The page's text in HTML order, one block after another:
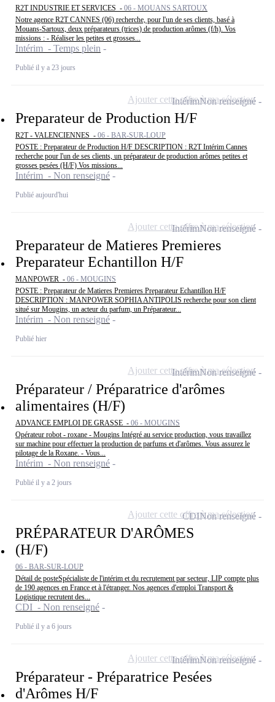
R2T INDUSTRIE ET SERVICES - 06 - MOUANS SARTOUX
Notre agence R2T CANNES (06) recherche, pour l'un de ses clients, basé à
Mouans-Sartoux, deux préparateurs (trices) de production arômes (f/h). Vos
missions : - Réaliser les petites et grosses...
Intérim - Temps plein
Publié il y a 23 jours
Preparateur de Production H/F
R2T - VALENCIENNES - 06 - BAR-SUR-LOUP
POSTE : Preparateur de Production H/F DESCRIPTION : R2T Intérim Cannes
recherche pour l'un de ses clients, un préparateur de production arômes petites et
grosses pesées (H/F) Vos missions...
Intérim - Non renseigné
Publié aujourd'hui
IntérimNon renseigné
Ajouter cette offre à ma sélection
Preparateur de Matieres Premieres
Preparateur Echantillon H/F
MANPOWER - 06 - MOUGINS
POSTE : Preparateur de Matieres Premieres Preparateur Echantillon H/F
DESCRIPTION : MANPOWER SOPHIA ANTIPOLIS recherche pour son client
situé sur Mougins, un acteur du parfum, un Préparateur...
Intérim - Non renseigné
Publié hier
IntérimNon renseigné
Ajouter cette offre à ma sélection
Préparateur / Préparatrice d'arômes
alimentaires (H/F)
ADVANCE EMPLOI DE GRASSE - 06 - MOUGINS
Opérateur robot - roxane - Mougins Intégré au service production, vous travaillez
sur machine pour effectuer la production de parfums et d'arômes. Vous assurez le
pilotage de la Roxane. - Vous...
Intérim - Non renseigné
Publié il y a 2 jours
IntérimNon renseigné
Ajouter cette offre à ma sélection
PRÉPARATEUR D'ARÔMES
(H/F)
06 - BAR-SUR-LOUP
Détail de posteSpécialiste de l'intérim et du recrutement par secteur, LIP compte plus
de 190 agences en France et à l'étranger. Nos agences d'emploi Transport &
Logistique recrutent des...
CDI - Non renseigné
Publié il y a 6 jours
CDINon renseigné
Ajouter cette offre à ma sélection
Préparateur - Préparatrice Pesées
d'Arômes H/F
IntérimNon renseigné
Ajouter cette offre à ma sélection